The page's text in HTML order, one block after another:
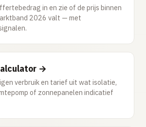
in en zie of de prijs binnen
2026 valt — met
→
verbruik en tarief uit wat isolatie,
of zonnepanelen indicatief